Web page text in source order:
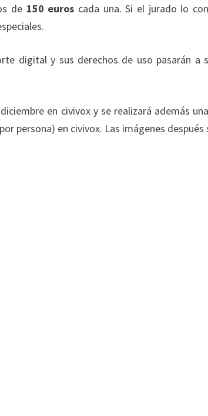
de 150 euros cada una. Si el jurado lo
digital y sus derechos de uso pasarán a
en civivox y se realizará además
persona) en civivox. Las imágenes después